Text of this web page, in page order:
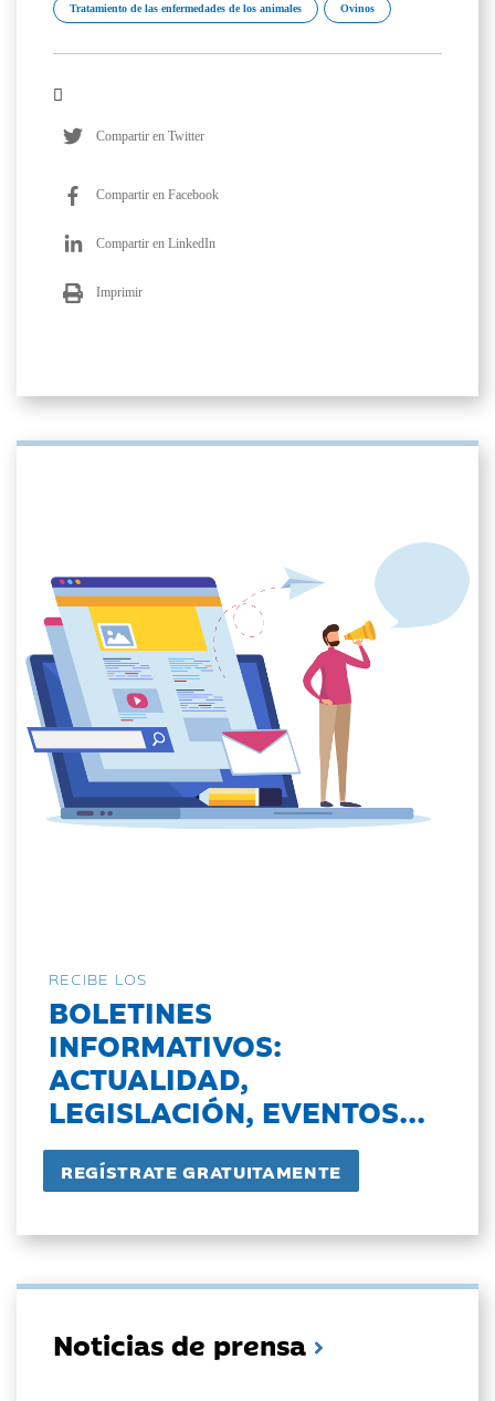
Tratamiento de las enfermedades de los animales Ovinos
Compartir en Twitter
Compartir en Facebook
Compartir en LinkedIn
Imprimir
RECIBE LOS
BOLETINES
INFORMATIVOS:
ACTUALIDAD,
LEGISLACIÓN, EVENTOS...
Noticias de prensa